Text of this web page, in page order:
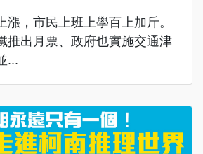
漲，市民上班上學百上加斤。
推出月票、政府也實施交通津
...